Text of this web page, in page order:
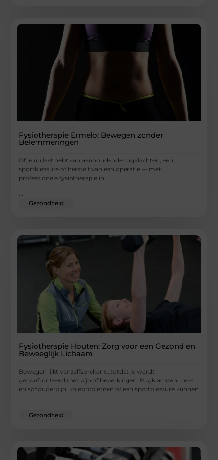
Fysiotherapie Ermelo: Bewegen zonder
Belemmeringen
Of je nu last hebt van aanhoudende rugklachten, een
sportblessure of herstelt van een operatie — met
professionele fysiotherapie in
...
Gezondheid
Fysiotherapie Houten: Zorg voor een Gezond en
Beweeglijk Lichaam
Bewegen lijkt vanzelfsprekend, totdat je wordt
geconfronteerd met pijn of beperkingen. Rugklachten, nek-
en schouderpijn, knieproblemen of een sportblessure kunnen
Gezondheid